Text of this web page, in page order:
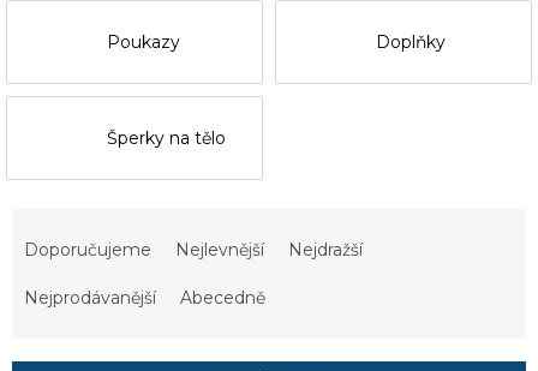
Poukazy Doplňky
Šperky na tělo
Doporučujeme Nejlevnější Nejdražší
Nejprodávanější Abecedně